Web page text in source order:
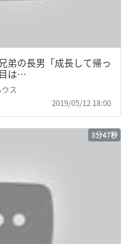
弟の長男「成長して帰っ
は…
ス
2019/05/12 18:00
3分47秒